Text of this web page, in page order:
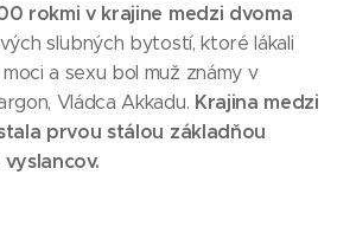
rokmi v krajine medzi dvoma
sľubných bytostí, ktoré lákali
a sexu bol muž známy v
Vládca Akkadu. Krajina medzi
prvou stálou základňou